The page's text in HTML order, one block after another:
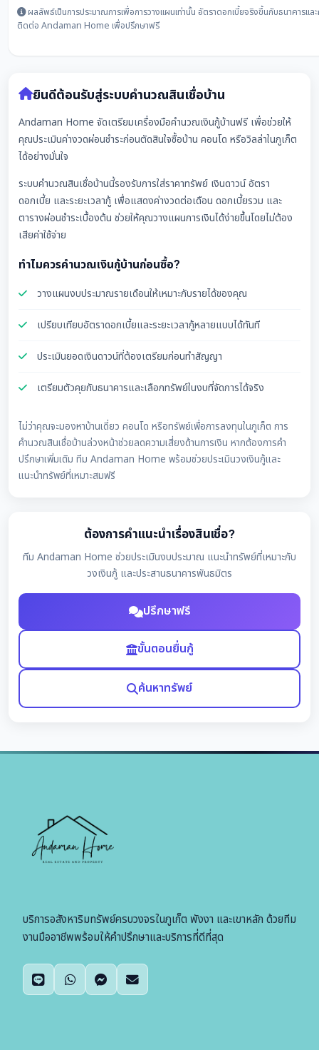
ผลลัพธ์เป็นการประมาณการเพื่อการวางแผนเท่านั้น อัตราดอกเบี้ยจริงขึ้นกับธนาคารแ
ติดต่อ Andaman Home เพื่อปรึกษาฟรี
ยินดีต้อนรับสู่ระบบคำนวณสินเชื่อบ้าน
Andaman Home จัดเตรียมเครื่องมือคำนวณเงินกู้บ้านฟรี เพื่อช่วยให้
คุณประเมินค่างวดผ่อนชำระก่อนตัดสินใจซื้อบ้าน คอนโด หรือวิลล่าในภูเก็ต
ได้อย่างมั่นใจ
ระบบคำนวณสินเชื่อบ้านนี้รองรับการใส่ราคาทรัพย์ เงินดาวน์ อัตรา
ดอกเบี้ย และระยะเวลากู้ เพื่อแสดงค่างวดต่อเดือน ดอกเบี้ยรวม และ
ตารางผ่อนชำระเบื้องต้น ช่วยให้คุณวางแผนการเงินได้ง่ายขึ้นโดยไม่ต้อง
เสียค่าใช้จ่าย
ทำไมควรคำนวณเงินกู้บ้านก่อนซื้อ?
วางแผนงบประมาณรายเดือนให้เหมาะกับรายได้ของคุณ
เปรียบเทียบอัตราดอกเบี้ยและระยะเวลากู้หลายแบบได้ทันที
ประเมินยอดเงินดาวน์ที่ต้องเตรียมก่อนทำสัญญา
เตรียมตัวคุยกับธนาคารและเลือกทรัพย์ในงบที่จัดการได้จริง
ไม่ว่าคุณจะมองหาบ้านเดี่ยว คอนโด หรือทรัพย์เพื่อการลงทุนในภูเก็ต การ
คำนวณสินเชื่อบ้านล่วงหน้าช่วยลดความเสี่ยงด้านการเงิน หากต้องการคำ
ปรึกษาเพิ่มเติม ทีม Andaman Home พร้อมช่วยประเมินวงเงินกู้และ
แนะนำทรัพย์ที่เหมาะสมฟรี
ต้องการคำแนะนำเรื่องสินเชื่อ?
ทีม Andaman Home ช่วยประเมินงบประมาณ แนะนำทรัพย์ที่เหมาะกับ
วงเงินกู้ และประสานธนาคารพันธมิตร
ปรึกษาฟรี
ขั้นตอนยื่นกู้
ค้นหาทรัพย์
บริการอสังหาริมทรัพย์ครบวงจรในภูเก็ต พังงา และเขาหลัก ด้วยทีม
งานมืออาชีพพร้อมให้คำปรึกษาและบริการที่ดีที่สุด